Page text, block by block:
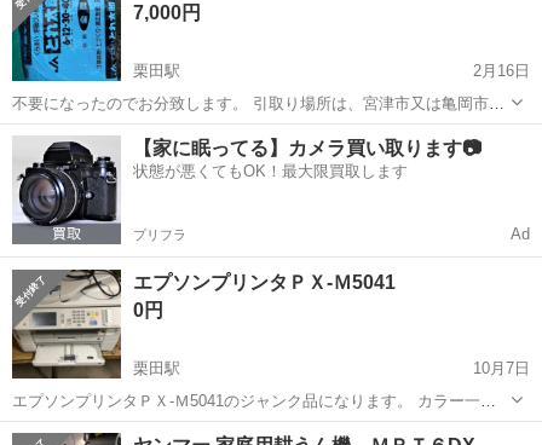
にあります。袋に入...
7,000円
栗田駅
2月16日
不要になったのでお分致します。 引取り場所は、宮津市又は亀岡市に
なります。 お渡しにはお時間がかかると思いますのでご理解頂ける方
でお願い致します。 数はご相談に応じます。
京都 宮津市 栗田駅 その他
【家に眠ってる】カメラ買い取ります📷
状態が悪くてもOK！最大限買取します
プリフラ Ad
エプソンプリンタＰＸ-Ｍ5041
0円
栗田駅
10月7日
エプソンプリンタＰＸ-Ｍ5041のジャンク品になります。 カラー一色
がノズルつまりにより出ません。発送ができませんので引き取りに来
京都 宮津市 その他 M50